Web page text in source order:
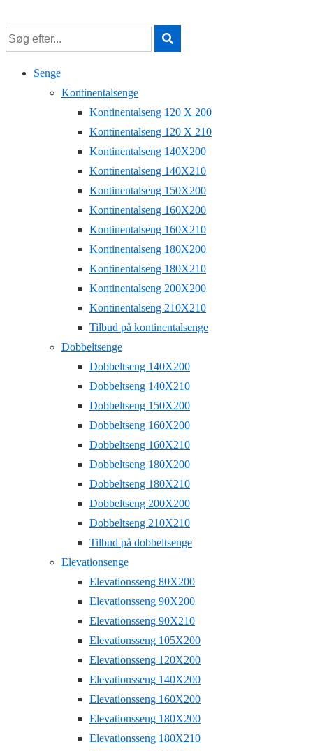
Hop
til
hovedindhold
Senge
Kontinentalsenge
Kontinentalseng 120 X 200
Kontinentalseng 120 X 210
Kontinentalseng 140X200
Kontinentalseng 140X210
Kontinentalseng 150X200
Kontinentalseng 160X200
Kontinentalseng 160X210
Kontinentalseng 180X200
Kontinentalseng 180X210
Kontinentalseng 200X200
Kontinentalseng 210X210
Tilbud på kontinentalsenge
Dobbeltsenge
Dobbeltseng 140X200
Dobbeltseng 140X210
Dobbeltseng 150X200
Dobbeltseng 160X200
Dobbeltseng 160X210
Dobbeltseng 180X200
Dobbeltseng 180X210
Dobbeltseng 200X200
Dobbeltseng 210X210
Tilbud på dobbeltsenge
Elevationsenge
Elevationsseng 80X200
Elevationsseng 90X200
Elevationsseng 90X210
Elevationsseng 105X200
Elevationsseng 120X200
Elevationsseng 140X200
Elevationsseng 160X200
Elevationsseng 180X200
Elevationsseng 180X210